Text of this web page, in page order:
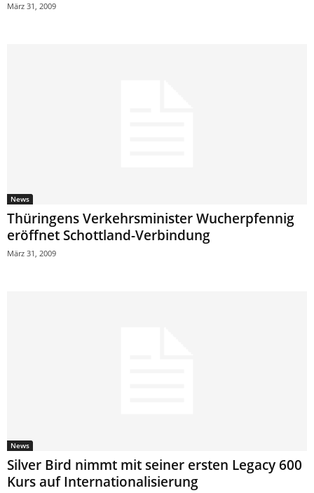
März 31, 2009
News
Thüringens Verkehrsminister Wucherpfennig
eröffnet Schottland-Verbindung
März 31, 2009
News
Silver Bird nimmt mit seiner ersten Legacy 600
Kurs auf Internationalisierung